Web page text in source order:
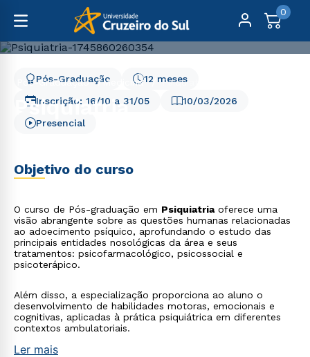
0
Pós-Graduação Medicina Psiquiatria
Psiquiatria 10/03/2026
12 meses
Pós-Graduação
Presencial
Inscrição: 16/10 a 31/05
Objetivo do curso
O curso de Pós-graduação em Psiquiatriaoferece uma
visão abrangente sobre as questões humanas relacionadas
ao adoecimento psíquico, aprofundando o estudo das
principais entidades nosológicas da área e seus
tratamentos: psicofarmacológico, psicossocial e
psicoterápico.
Além disso, a especialização proporciona ao aluno o
desenvolvimento de habilidades motoras, emocionais e
cognitivas, aplicadas à prática psiquiátrica em diferentes
contextos ambulatoriais.
Ler mais